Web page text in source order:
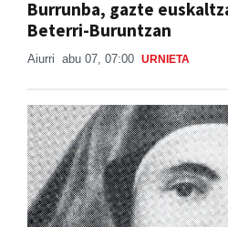
Burrunba, gazte
Beterri-Buruntzan
Aiurri abu 07, 07:00 URNIETA